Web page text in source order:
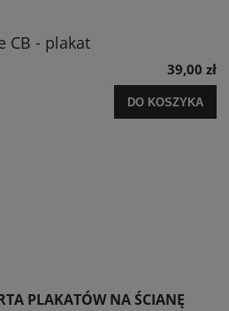
CB - plakat
39,00 zł
DO KOSZYKA
PLAKATÓW NA ŚCIANĘ